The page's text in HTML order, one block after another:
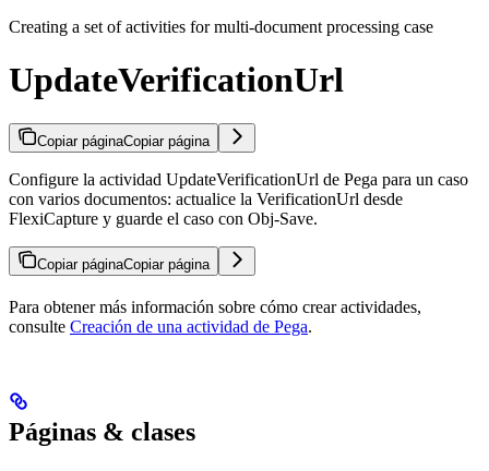
Creating a set of activities for multi-document processing case
UpdateVerificationUrl
Copiar páginaCopiar página
Configure la actividad UpdateVerificationUrl de Pega para un caso
con varios documentos: actualice la VerificationUrl desde
FlexiCapture y guarde el caso con Obj-Save.
Copiar páginaCopiar página
Para obtener más información sobre cómo crear actividades,
consulte Creación de una actividad de Pega.
Páginas & clases